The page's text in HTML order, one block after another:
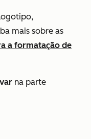
mais sobre as
a formatação de
na parte